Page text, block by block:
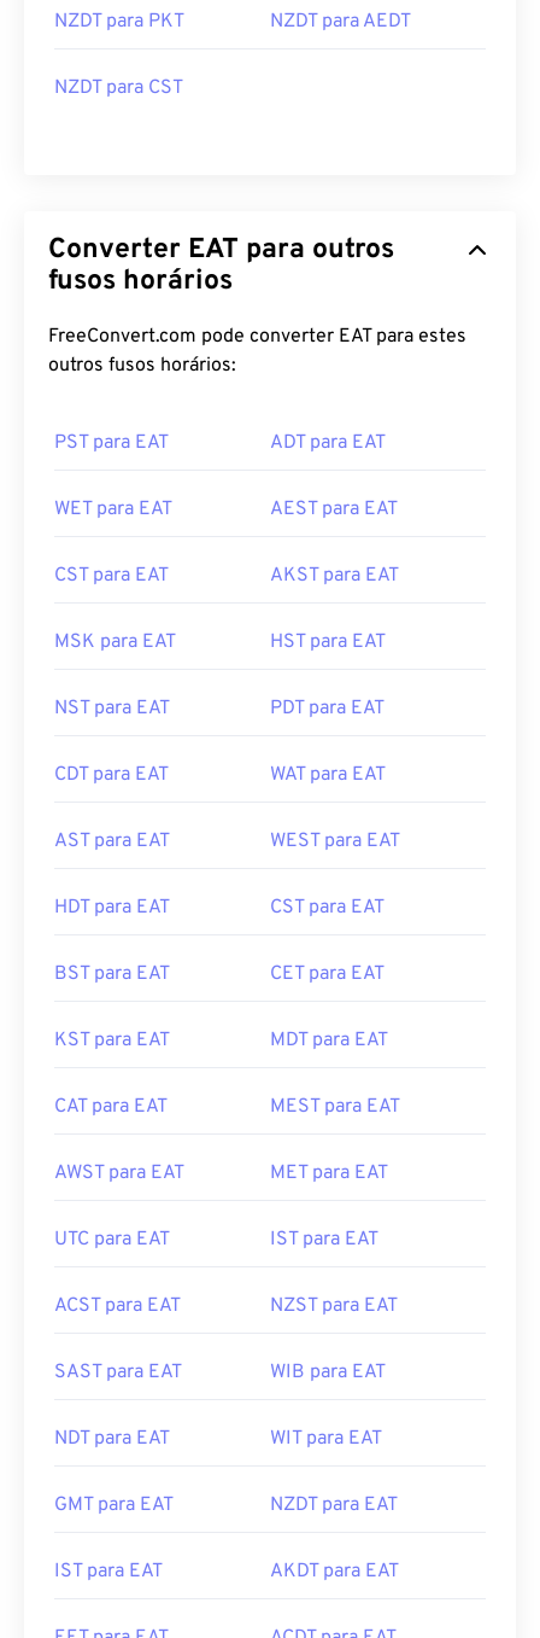
NZDT para PKT NZDT para AEDT
NZDT para CST
Converter EAT para outros
fusos horários
FreeConvert.com pode converter EAT para estes
outros fusos horários:
PST para EAT ADT para EAT
WET para EAT AEST para EAT
CST para EAT AKST para EAT
MSK para EAT HST para EAT
NST para EAT PDT para EAT
CDT para EAT WAT para EAT
AST para EAT WEST para EAT
HDT para EAT CST para EAT
BST para EAT CET para EAT
KST para EAT MDT para EAT
CAT para EAT MEST para EAT
AWST para EAT MET para EAT
UTC para EAT IST para EAT
ACST para EAT NZST para EAT
SAST para EAT WIB para EAT
NDT para EAT WIT para EAT
GMT para EAT NZDT para EAT
IST para EAT AKDT para EAT